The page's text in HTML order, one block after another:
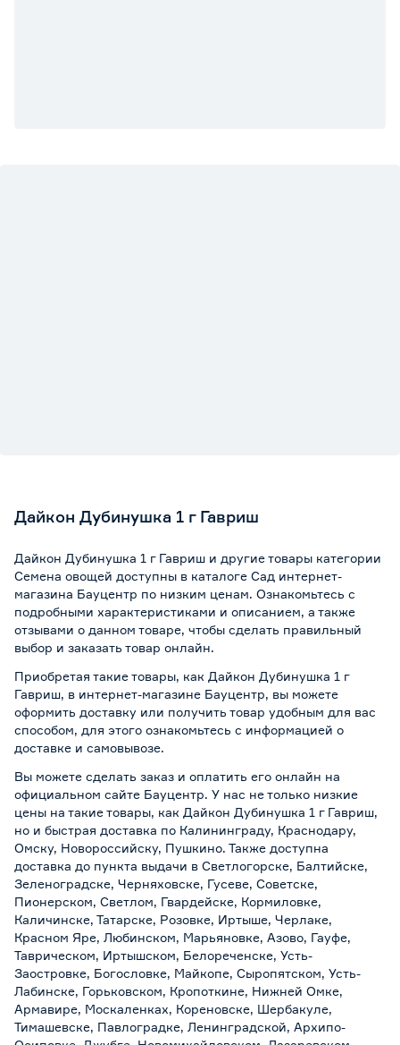
Дайкон Дубинушка 1 г Гавриш
Дайкон Дубинушка 1 г Гавриш и другие товары категории
Семена овощей доступны в каталоге Сад интернет-
магазина Бауцентр по низким ценам. Ознакомьтесь с
подробными характеристиками и описанием, а также
отзывами о данном товаре, чтобы сделать правильный
выбор и заказать товар онлайн.
Приобретая такие товары, как Дайкон Дубинушка 1 г
Гавриш, в интернет-магазине Бауцентр, вы можете
оформить доставку или получить товар удобным для вас
способом, для этого ознакомьтесь с информацией о
доставке и самовывозе.
Вы можете сделать заказ и оплатить его онлайн на
официальном сайте Бауцентр. У нас не только низкие
цены на такие товары, как Дайкон Дубинушка 1 г Гавриш,
но и быстрая доставка по Калининграду, Краснодару,
Омску, Новороссийску, Пушкино. Также доступна
доставка до пункта выдачи в Светлогорске, Балтийске,
Зеленоградске, Черняховске, Гусеве, Советске,
Пионерском, Светлом, Гвардейске, Кормиловке,
Каличинске, Татарске, Розовке, Иртыше, Черлаке,
Красном Яре, Любинском, Марьяновке, Азово, Гауфе,
Таврическом, Иртышском, Белореченске, Усть-
Заостровке, Богословке, Майкопе, Сыропятском, Усть-
Лабинске, Горьковском, Кропоткине, Нижней Омке,
Армавире, Москаленках, Кореновске, Шербакуле,
Тимашевске, Павлоградке, Ленинградской, Архипо-